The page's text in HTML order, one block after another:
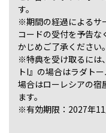
す。
※期間の経過によるサ
コードの受付を予告な
かじめご了承ください。
※特典を受け取るには
トI』の場合はラダト
場合はローレシアの宿
ます。
※有効期限：2027年